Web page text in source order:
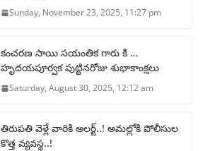
Sunday, November 23, 2025, 11:27 pm
కంచరణ సాయి సయంతిక గారు కి …
హృదయపూర్వక పుట్టినరోజు శుభాకాంక్షలు
Saturday, August 30, 2025, 12:12 am
తిరుపతి వెళ్లే వారికి అలర్ట్..! అమల్లోకి పోలీసుల
కొత్త వ్యవస్థ..!